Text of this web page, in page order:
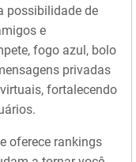
possibilidade de
e
fogo azul, bolo
privadas
fortalecendo
oferece rankings